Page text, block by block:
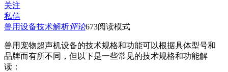
关注
私信
兽用设备技术解析评论673阅读模式
兽用宠物超声机设备的技术规格和功能可以根据具体型号和
品牌而有所不同，但以下是一些常见的技术规格和功能解
读：